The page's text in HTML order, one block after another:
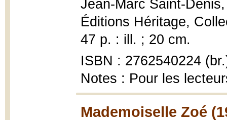
Jean-Marc Saint-
Éditions Héritage,
47 p. : ill. ; 20 cm.
ISBN : 2762540224
Notes : Pour les
Mademoiselle Zoé